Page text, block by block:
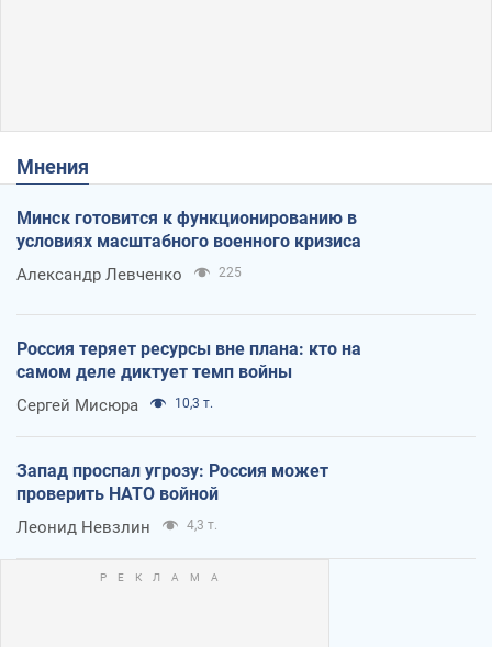
Мнения
Минск готовится к функционированию в
условиях масштабного военного кризиса
Александр Левченко 225
Россия теряет ресурсы вне плана: кто на
самом деле диктует темп войны
Сергей Мисюра 10,3 т.
Запад проспал угрозу: Россия может
проверить НАТО войной
Леонид Невзлин 4,3 т.